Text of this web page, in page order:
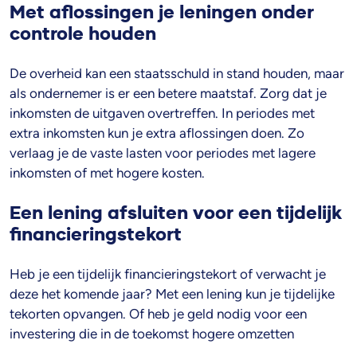
Met aflossingen je leningen onder
controle houden
De overheid kan een staatsschuld in stand houden, maar
als ondernemer is er een betere maatstaf. Zorg dat je
inkomsten de uitgaven overtreffen. In periodes met
extra inkomsten kun je extra aflossingen doen. Zo
verlaag je de vaste lasten voor periodes met lagere
inkomsten of met hogere kosten.
Een lening afsluiten voor een tijdelijk
financieringstekort
Heb je een tijdelijk financieringstekort of verwacht je
deze het komende jaar? Met een lening kun je tijdelijke
tekorten opvangen. Of heb je geld nodig voor een
investering die in de toekomst hogere omzetten